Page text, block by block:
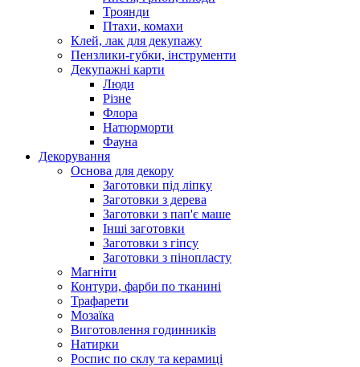
Троянди
Птахи, комахи
Клей, лак для декупажу
Пензлики-губки, інструменти
Декупажні карти
Люди
Різне
Флора
Натюрморти
Фауна
Декорування
Основа для декору
Заготовки під ліпку
Заготовки з дерева
Заготовки з пап'є маше
Інші заготовки
Заготовки з гіпсу
Заготовки з пінопласту
Магніти
Контури, фарби по тканині
Трафарети
Мозаїка
Виготовлення годинників
Натирки
Роспис по склу та керамиці